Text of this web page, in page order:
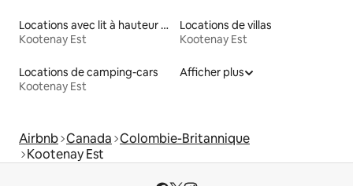
Locations avec lit à hauteur adaptée
Kootenay Est
Locations de villas
Kootenay Est
Locations de camping-cars
Kootenay Est
Afficher plus
Airbnb Canada Colombie-Britannique
Kootenay Est